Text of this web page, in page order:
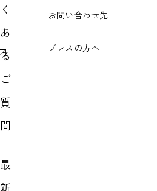
く
あ
る
ご
質
問
最
新
お問い合わせ先
プレスの方へ